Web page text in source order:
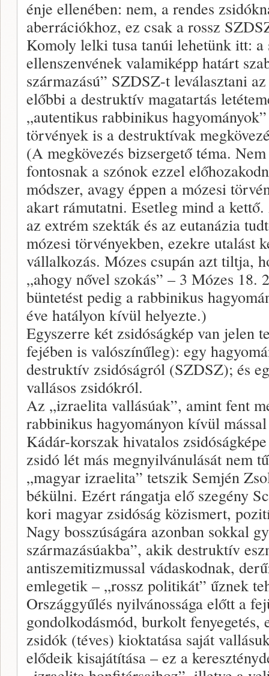
énje ellenében: nem, a rendes
aberrációkhoz, ez csak a rossz
Komoly lelki tusa tanúi lehetünk itt:
ellenszenvének valamiképp határt
származású” SZDSZ-t leválasztani
előbbi a destruktív magatartás
„autentikus rabbinikus
törvények is a destruktívak
(A megkövezés bizsergető téma.
fontosnak a szónok ezzel
módszer, avagy éppen a mózesi
akart rámutatni. Esetleg mind a
az extrém szekták és az eutanázia
mózesi törvényekben, ezekre utalást
vállalkozás. Mózes csupán azt tiltja,
„ahogy nővel szokás” – 3 Mózes 18.
büntetést pedig a rabbinikus
éve hatályon kívül helyezte.)
Egyszerre két zsidóságkép van jelen
fejében is valószínűleg): egy
destruktív zsidóságról (SZDSZ); és
vallásos zsidókról.
Az „izraelita vallásúak”, amint fent
rabbinikus hagyományon kívül
Kádár-korszak hivatalos
zsidó lét más megnyilvánulását nem
„magyar izraelita” tetszik Semjén
békülni. Ezért rángatja elő szegény
kori magyar zsidóság közismert,
Nagy bosszúságára azonban sokkal
származásúakba”, akik destruktív
antiszemitizmussal vádaskodnak,
emlegetik – „rossz politikát” űznek
Országgyűlés nyilvánossága előtt a
gondolkodásmód, burkolt fenyegetés,
zsidók (téves) kioktatása saját
elődeik kisajátítása – ez a